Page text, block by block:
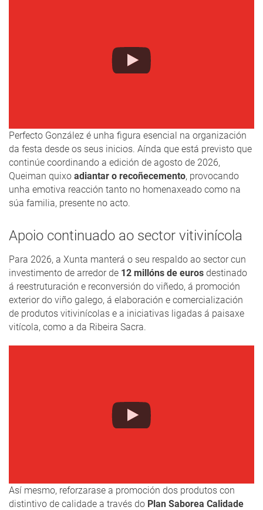
Perfecto González é unha figura esencial na organización
da festa desde os seus inicios. Aínda que está previsto que
continúe coordinando a edición de agosto de 2026,
Queiman quixo adiantar o recoñecemento, provocando
unha emotiva reacción tanto no homenaxeado como na
súa familia, presente no acto.
Apoio continuado ao sector vitivinícola
Para 2026, a Xunta manterá o seu respaldo ao sector cun
investimento de arredor de 12 millóns de euros destinado
á reestruturación e reconversión do viñedo, á promoción
exterior do viño galego, á elaboración e comercialización
de produtos vitivinícolas e a iniciativas ligadas á paisaxe
vitícola, como a da Ribeira Sacra.
Así mesmo, reforzarase a promoción dos produtos con
distintivo de calidade a través do Plan Saborea Calidade